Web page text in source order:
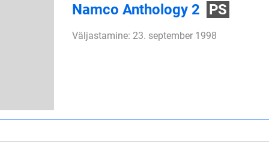
Namco Anthology 2 PS
Väljastamine: 23. september 1998